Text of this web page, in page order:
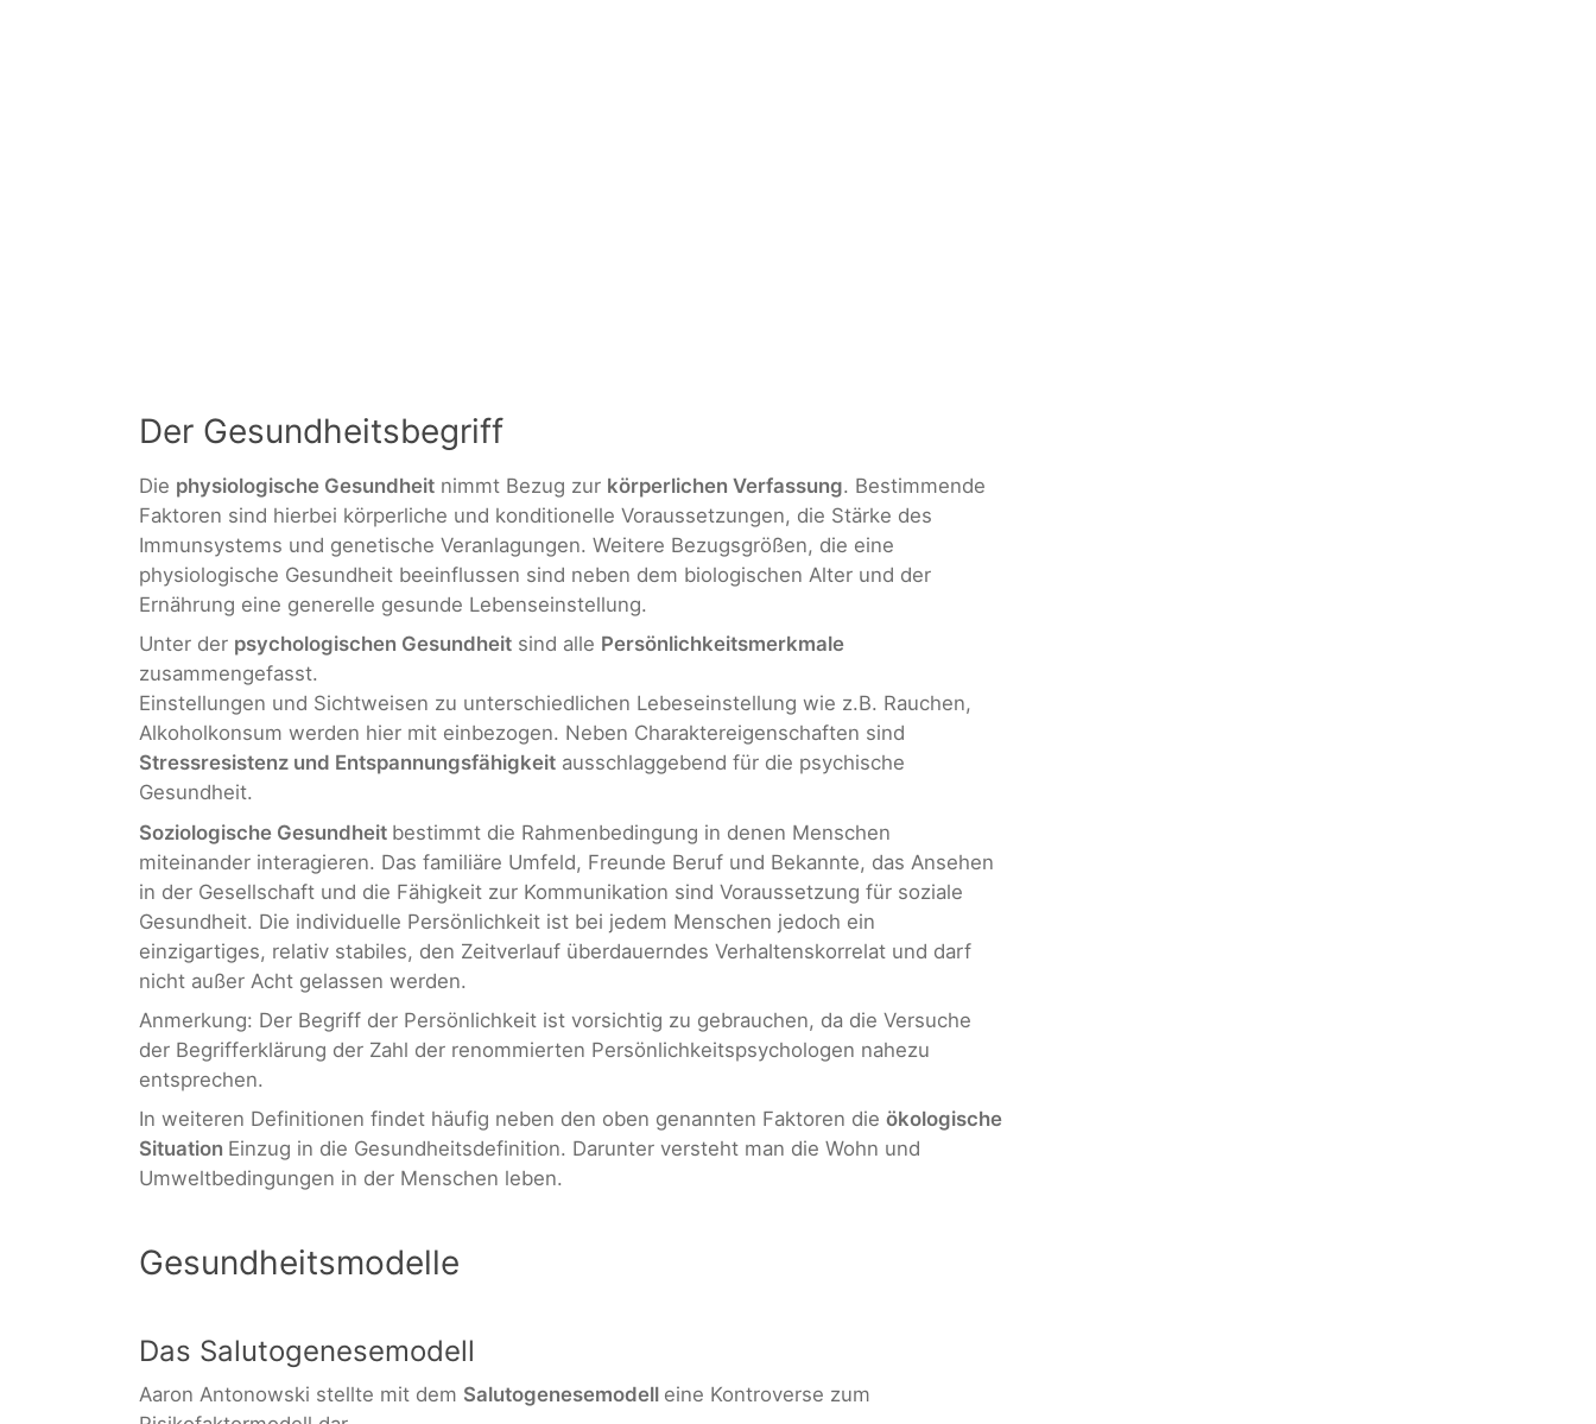
Der Gesundheitsbegriff
Die physiologische Gesundheit nimmt Bezug zur körperlichen Verfassung. Bestimmende
Faktoren sind hierbei körperliche und konditionelle Voraussetzungen, die Stärke des
Immunsystems und genetische Veranlagungen. Weitere Bezugsgrößen, die eine
physiologische Gesundheit beeinflussen sind neben dem biologischen Alter und der
Ernährung eine generelle gesunde Lebenseinstellung.
Unter der psychologischen Gesundheit sind alle Persönlichkeitsmerkmale
zusammengefasst.
Einstellungen und Sichtweisen zu unterschiedlichen Lebeseinstellung wie z.B. Rauchen,
Alkoholkonsum werden hier mit einbezogen. Neben Charaktereigenschaften sind
Stressresistenz und Entspannungsfähigkeit ausschlaggebend für die psychische
Gesundheit.
Soziologische Gesundheit bestimmt die Rahmenbedingung in denen Menschen
miteinander interagieren. Das familiäre Umfeld, Freunde Beruf und Bekannte, das Ansehen
in der Gesellschaft und die Fähigkeit zur Kommunikation sind Voraussetzung für soziale
Gesundheit. Die individuelle Persönlichkeit ist bei jedem Menschen jedoch ein
einzigartiges, relativ stabiles, den Zeitverlauf überdauerndes Verhaltenskorrelat und darf
nicht außer Acht gelassen werden.
Anmerkung: Der Begriff der Persönlichkeit ist vorsichtig zu gebrauchen, da die Versuche
der Begrifferklärung der Zahl der renommierten Persönlichkeitspsychologen nahezu
entsprechen.
In weiteren Definitionen findet häufig neben den oben genannten Faktoren die ökologische
Situation Einzug in die Gesundheitsdefinition. Darunter versteht man die Wohn und
Umweltbedingungen in der Menschen leben.
Gesundheitsmodelle
Das Salutogenesemodell
Aaron Antonowski stellte mit dem Salutogenesemodell eine Kontroverse zum